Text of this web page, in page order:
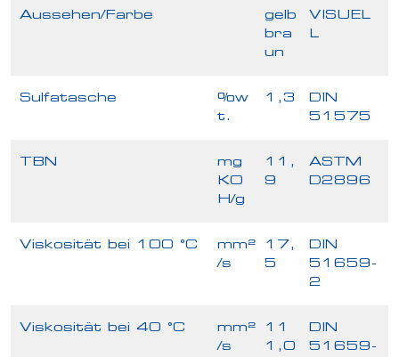
Aussehen/Farbe
gelb
bra
un
VISUEL
L
Sulfatasche
%w
t.
1,3
DIN
51575
TBN
mg
KO
H/g
11,
9
ASTM
D2896
Viskosität bei 100 °C
mm²
/s
17,
5
DIN
51659-
2
Viskosität bei 40 °C
mm²
/s
11
1,0
DIN
51659-